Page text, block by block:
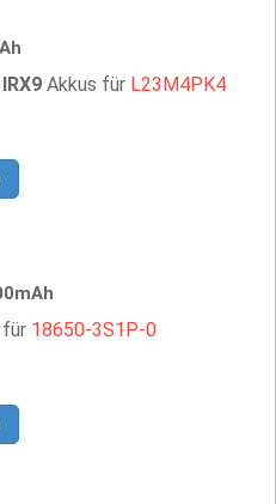
Akkus für L23M4PK4
für 18650-3S1P-0